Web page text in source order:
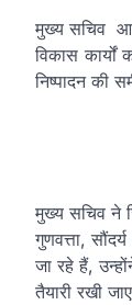
मुख्य सचिव
विकास कार्यों
निष्पादन की
मुख्य सचिव ने
गुणवत्ता,
जा रहे हैं,
तैयारी रखी